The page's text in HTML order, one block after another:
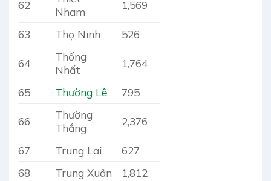
62
Nham
1,569
63 Thọ Ninh 526
64
Thống
Nhất
1,764
65 Thường Lệ 795
66
Thường
Thắng
2,376
67 Trung Lai
627
68
Trung Xuân
1,812